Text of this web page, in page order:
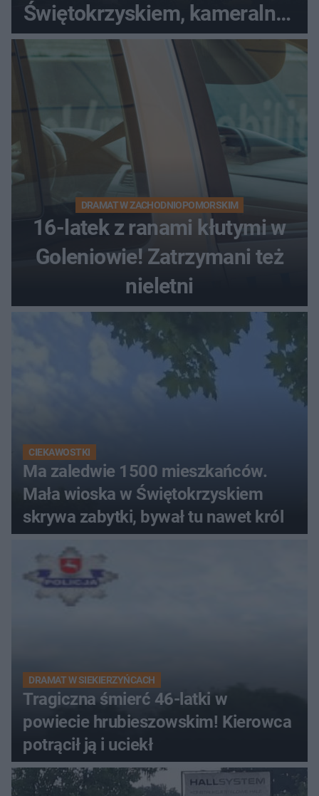
Świętokrzyskiem, kameralny i
bez tłumów
DRAMAT W ZACHODNIOPOMORSKIM
16-latek z ranami kłutymi w
Goleniowie! Zatrzymani też
nieletni
CIEKAWOSTKI
Ma zaledwie 1500 mieszkańców.
Mała wioska w Świętokrzyskiem
skrywa zabytki, bywał tu nawet król
DRAMAT W SIEKIERZYŃCACH
Tragiczna śmierć 46-latki w
powiecie hrubieszowskim! Kierowca
potrącił ją i uciekł